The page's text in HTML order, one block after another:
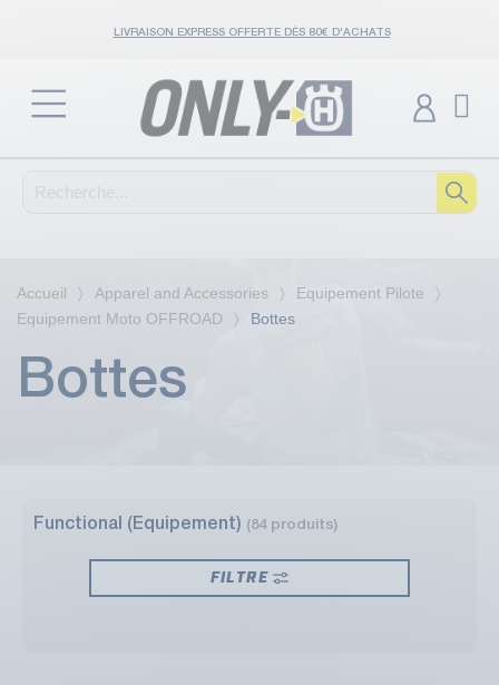
LIVRAISON EXPRESS OFFERTE DÈS 80€ D'ACHATS
Accueil Apparel and Accessories
Equipement Pilote
Equipement Moto OFFROAD
Bottes
Bottes
Functional (Equipement) (84 produits)
FILTRE